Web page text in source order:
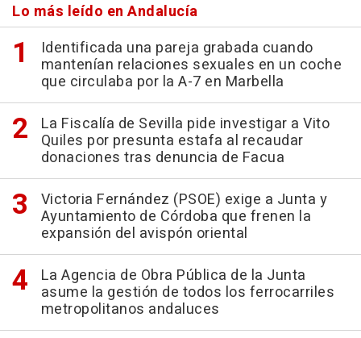
Lo más leído en Andalucía
Identificada una pareja grabada cuando
mantenían relaciones sexuales en un coche
que circulaba por la A-7 en Marbella
La Fiscalía de Sevilla pide investigar a Vito
Quiles por presunta estafa al recaudar
donaciones tras denuncia de Facua
Victoria Fernández (PSOE) exige a Junta y
Ayuntamiento de Córdoba que frenen la
expansión del avispón oriental
La Agencia de Obra Pública de la Junta
asume la gestión de todos los ferrocarriles
metropolitanos andaluces